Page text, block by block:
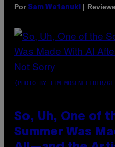
Por Sam Watanuki |
(PHOTO BY TIM MOSENFELDER/
So, Uh, One of
Summer Was